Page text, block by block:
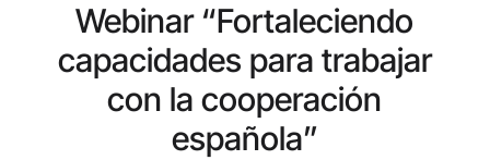
Webinar “Fortaleciendo
capacidades para trabajar
con la cooperación
española”